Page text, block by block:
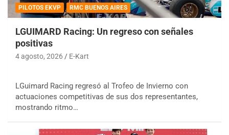
PILOTOS EKVP RMC BUENOS AIRES
LGUIMARD Racing: Un regreso con señales
positivas
4 agosto, 2026 E-Kart
LGuimard Racing regresó al Trofeo de Invierno con
actuaciones competitivas de sus dos representantes,
mostrando ritmo…